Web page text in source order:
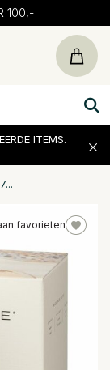
100,-
ITEMS.
favorieten